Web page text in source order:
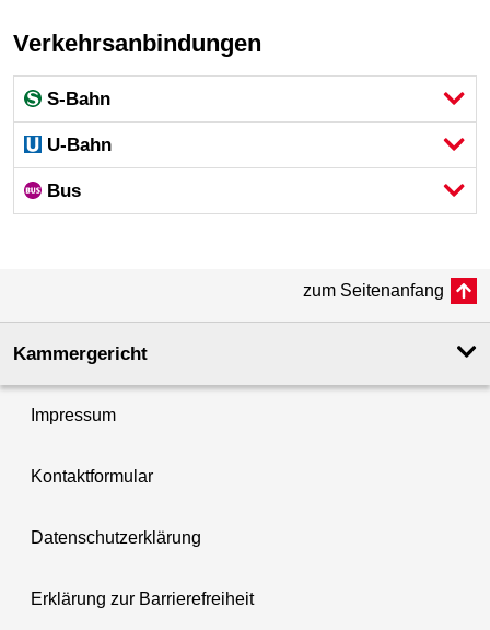
Verkehrsanbindungen
S-Bahn
U-Bahn
Bus
zum Seitenanfang
Kammergericht
Impressum
Kontaktformular
Datenschutzerklärung
Erklärung zur Barrierefreiheit